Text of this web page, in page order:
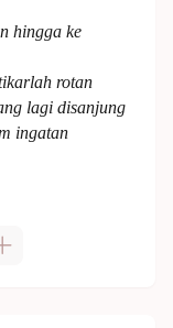
hingga ke
rotan
lagi disanjung
ingatan